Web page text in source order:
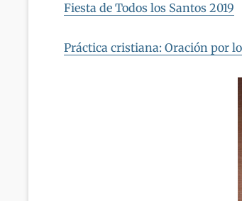
Fiesta de Todos los Santos 2019
Práctica cristiana: Oración por